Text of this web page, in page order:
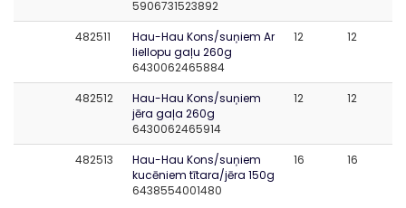
5906731523892
482511
Hau-Hau Kons/suņiem Ar
liellopu gaļu 260g
6430062465884
12 12
482512
Hau-Hau Kons/suņiem
jēra gaļa 260g
6430062465914
12 12
482513
Hau-Hau Kons/suņiem
kucēniem tītara/jēra 150g
6438554001480
16 16